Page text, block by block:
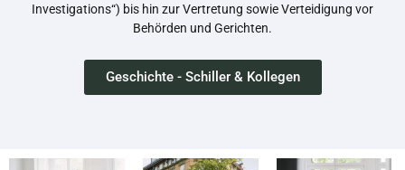
Investigations“) bis hin zur Vertretung sowie Verteidigung vor
Behörden und Gerichten.
Geschichte - Schiller & Kollegen